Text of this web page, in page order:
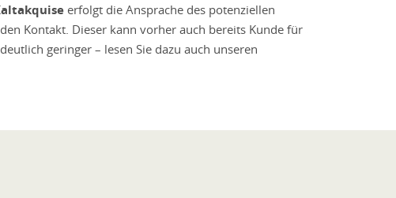
erfolgt die Ansprache des potenziellen
Kontakt. Dieser kann vorher auch bereits Kunde für
geringer – lesen Sie dazu auch unseren